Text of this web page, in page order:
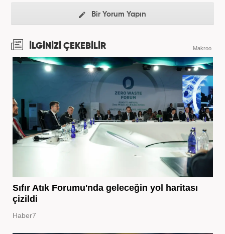
Bir Yorum Yapın
İLGİNİZİ ÇEKEBİLİR Makroo
Sıfır Atık Forumu'nda geleceğin yol haritası
çizildi
Haber7